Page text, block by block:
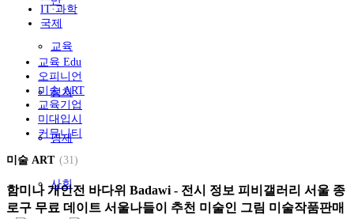
교육
정치
경제
사회
IT·과학
국제
교육 Edu
오피니언
미술 ART
교육기업
미대입시
커뮤니티
미술 ART (31)
함미나 개인전 바다위 Badawi - 전시 정보 피비갤러리 서울 종
로구 무료 데이트 서울나들이 추천 미술인 그림 미술작품판매